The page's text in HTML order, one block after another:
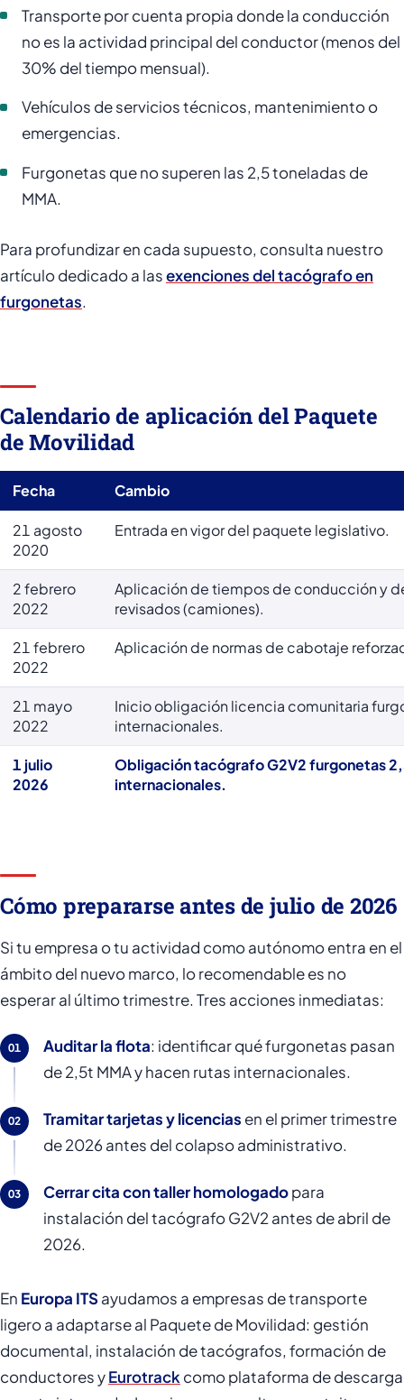
Transporte por cuenta propia donde la conducción
no es la actividad principal del conductor (menos del
30% del tiempo mensual).
Vehículos de servicios técnicos, mantenimiento o
emergencias.
Furgonetas que no superen las 2,5 toneladas de
MMA.
Para profundizar en cada supuesto, consulta nuestro
artículo dedicado a lasexenciones del tacógrafo en
furgonetas.
Calendario de aplicación del Paquete
de Movilidad
Fecha Cambio
21 agosto
2020
Entrada en vigor del paquete legislativo.
2 febrero
2022
Aplicación de tiempos de conducción y
revisados (camiones).
21 febrero
2022
Aplicación de normas de cabotaje
21 mayo
2022
Inicio obligación licencia comunitaria
internacionales.
1 julio
2026
Obligación tacógrafo G2V2 furgonetas
internacionales.
Cómo prepararse antes de julio de 2026
Si tu empresa o tu actividad como autónomo entra en el
ámbito del nuevo marco, lo recomendable es no
esperar al último trimestre. Tres acciones inmediatas:
Auditar la flota: identificar qué furgonetas pasan
de 2,5t MMA y hacen rutas internacionales.
Tramitar tarjetas y licencias en el primer trimestre
de 2026 antes del colapso administrativo.
Cerrar cita con taller homologadopara
instalación del tacógrafo G2V2 antes de abril de
2026.
En Europa ITSayudamos a empresas de transporte
ligero a adaptarse al Paquete de Movilidad: gestión
documental, instalación de tacógrafos, formación de
conductores yEurotrack como plataforma de descarga